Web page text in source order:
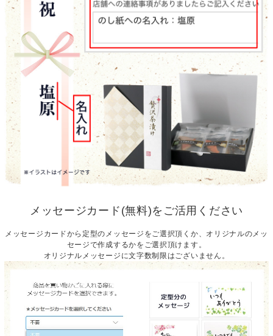
メッセージカード(無料)をご活用ください
メッセージカードから定型のメッセージをご選択頂くか、オリジナルのメッ
セージで作成するかをご選択頂けます。
オリジナルメッセージに文字数制限はございません。